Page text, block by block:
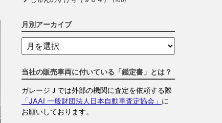
月別アーカイブ
当社の販売車両に付いている「鑑定書」とは？
ガレージＪでは外部の機関に査定を依頼する際
「JAAI 一般財団法人日本自動車査定協会」 に
お願いしております。